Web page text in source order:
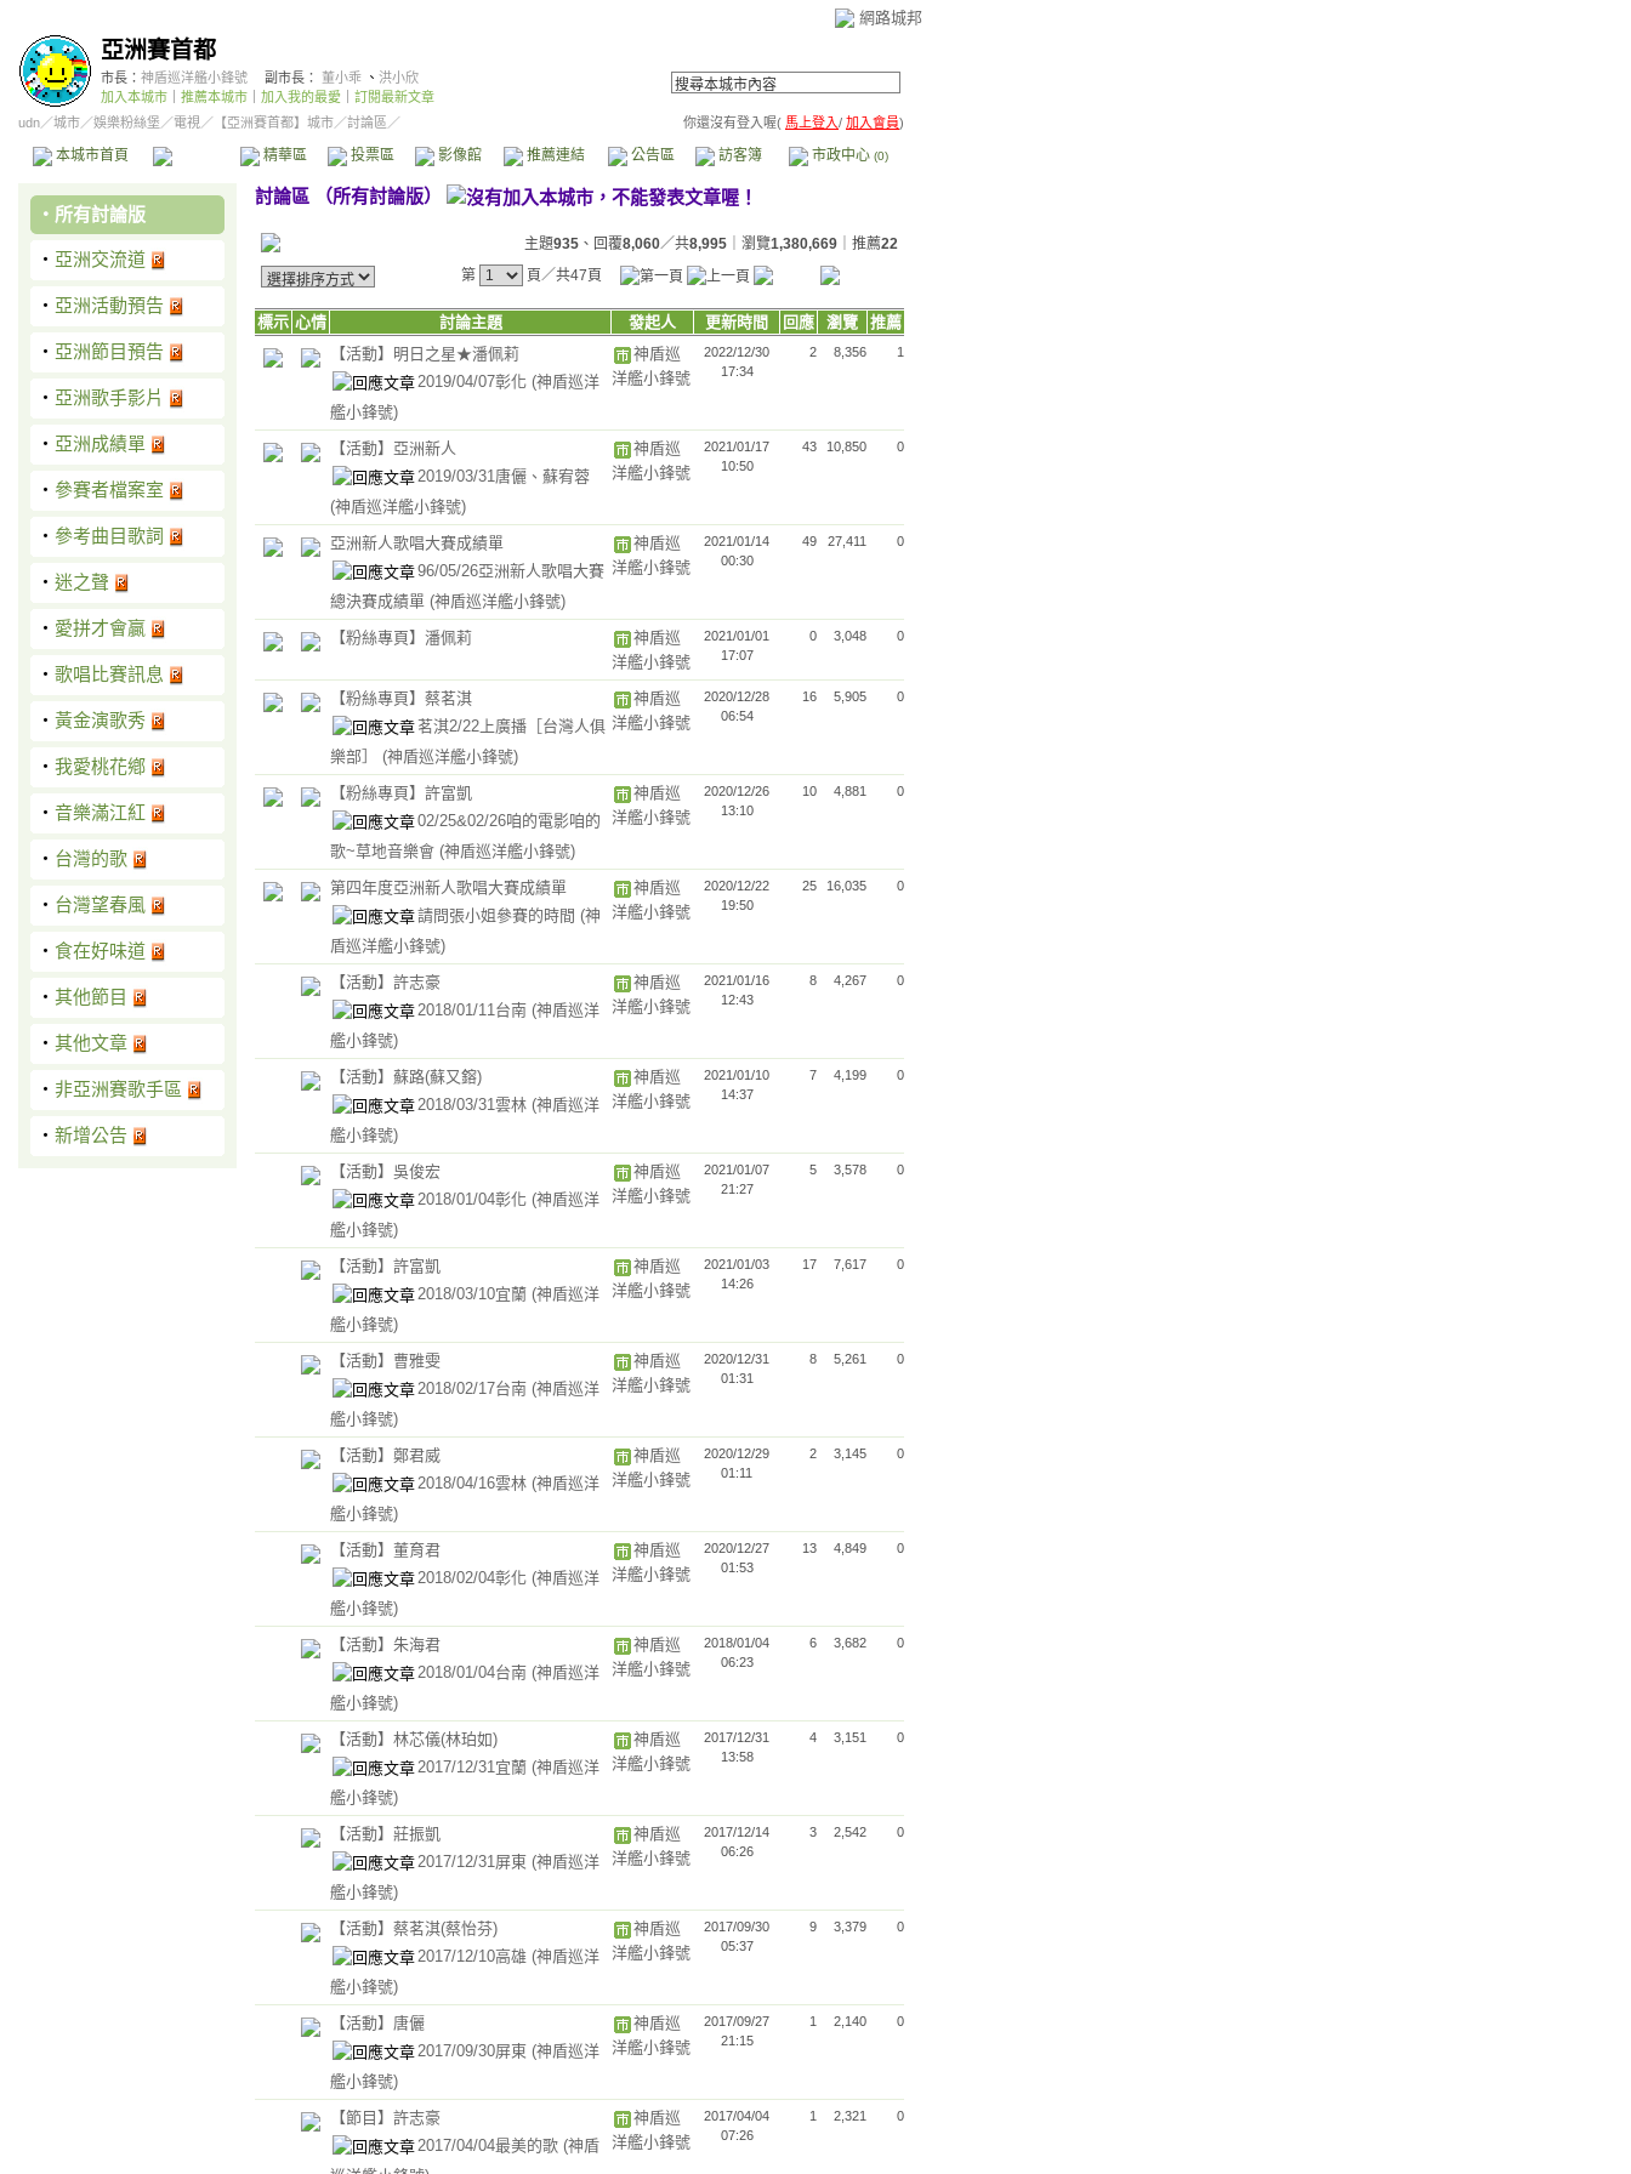
網路城邦
亞洲賽首都
市長： 神盾巡洋艦小鋒號 副市長： 董小乖 、 洪小欣
加入本城市
推薦本城市 加入我的最愛
訂閱最新文章
udn／城市／娛樂粉絲堡 ／電視 ／ 【亞洲賽首都】城市／討論區／ 你還沒有登入喔( 馬上登入/ 加入會員)
本城市首頁 精華區 投票區 影像館 推薦連結 公告區 訪客簿 市政中心 (0)
‧ 所有討論版
‧ 亞洲交流道
‧ 亞洲活動預告
‧ 亞洲節目預告
‧ 亞洲歌手影片
‧ 亞洲成績單
‧ 參賽者檔案室
‧ 參考曲目歌詞
‧ 迷之聲
‧ 愛拼才會贏
‧ 歌唱比賽訊息
‧ 黃金演歌秀
‧ 我愛桃花鄕
‧ 音樂滿江紅
‧ 台灣的歌
‧ 台灣望春風
‧ 食在好味道
‧ 其他節目
‧ 其他文章
‧ 非亞洲賽歌手區
‧ 新增公告
討論區 （所有討論版）
主題935 、回覆8,060／共8,995 ｜瀏覽1,380,669 ｜推薦22
第
頁／共47頁
標示 心情 討論主題 發起人 更新時間 回應 瀏覽
推薦
【活動】明日之星★潘佩莉
2019/04/07彰化 (神盾巡洋
艦小鋒號)
神盾巡
洋艦小鋒號
2022/12/30
17:34
2 8,356 1
【活動】亞洲新人
2019/03/31唐儷、蘇宥蓉
(神盾巡洋艦小鋒號)
神盾巡
洋艦小鋒號
2021/01/17
10:50
43 10,850 0
亞洲新人歌唱大賽成績單
96/05/26亞洲新人歌唱大賽
總決賽成績單 (神盾巡洋艦小鋒號)
神盾巡
洋艦小鋒號
2021/01/14
00:30
49 27,411 0
【粉絲專頁】潘佩莉
神盾巡
洋艦小鋒號
2021/01/01
17:07
0 3,048 0
【粉絲專頁】蔡茗淇
茗淇2/22上廣播［台灣人俱
樂部］ (神盾巡洋艦小鋒號)
神盾巡
洋艦小鋒號
2020/12/28
06:54
16 5,905 0
【粉絲專頁】許富凱
02/25&02/26咱的電影咱的
歌~草地音樂會 (神盾巡洋艦小鋒號)
神盾巡
洋艦小鋒號
2020/12/26
13:10
10 4,881 0
第四年度亞洲新人歌唱大賽成績單
請問張小姐參賽的時間 (神
盾巡洋艦小鋒號)
神盾巡
洋艦小鋒號
2020/12/22
19:50
25 16,035 0
【活動】許志豪
2018/01/11台南 (神盾巡洋
艦小鋒號)
神盾巡
洋艦小鋒號
2021/01/16
12:43
8 4,267 0
【活動】蘇路(蘇又鎔)
2018/03/31雲林 (神盾巡洋
艦小鋒號)
神盾巡
洋艦小鋒號
2021/01/10
14:37
7 4,199 0
【活動】吳俊宏
2018/01/04彰化 (神盾巡洋
艦小鋒號)
神盾巡
洋艦小鋒號
2021/01/07
21:27
5 3,578 0
【活動】許富凱
2018/03/10宜蘭 (神盾巡洋
艦小鋒號)
神盾巡
洋艦小鋒號
2021/01/03
14:26
17 7,617 0
【活動】曹雅雯
2018/02/17台南 (神盾巡洋
艦小鋒號)
神盾巡
洋艦小鋒號
2020/12/31
01:31
8 5,261 0
【活動】鄭君威
2018/04/16雲林 (神盾巡洋
艦小鋒號)
神盾巡
洋艦小鋒號
2020/12/29
01:11
2 3,145 0
【活動】董育君
2018/02/04彰化 (神盾巡洋
艦小鋒號)
神盾巡
洋艦小鋒號
2020/12/27
01:53
13 4,849 0
【活動】朱海君
2018/01/04台南 (神盾巡洋
艦小鋒號)
神盾巡
洋艦小鋒號
2018/01/04
06:23
6 3,682 0
【活動】林芯儀(林珀如)
2017/12/31宜蘭 (神盾巡洋
艦小鋒號)
神盾巡
洋艦小鋒號
2017/12/31
13:58
4 3,151 0
【活動】莊振凱
2017/12/31屏東 (神盾巡洋
艦小鋒號)
神盾巡
洋艦小鋒號
2017/12/14
06:26
3 2,542 0
【活動】蔡茗淇(蔡怡芬)
2017/12/10高雄 (神盾巡洋
艦小鋒號)
神盾巡
洋艦小鋒號
2017/09/30
05:37
9 3,379 0
【活動】唐儷
2017/09/30屏東 (神盾巡洋
艦小鋒號)
神盾巡
洋艦小鋒號
2017/09/27
21:15
1 2,140 0
【節目】許志豪
2017/04/04最美的歌 (神盾
神盾巡
洋艦小鋒號
2017/04/04
07:26
1 2,321 0